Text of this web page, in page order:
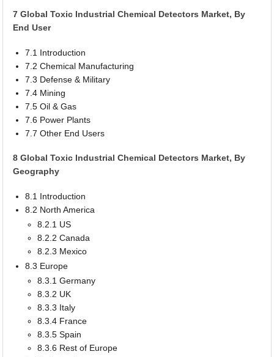
7 Global Toxic Industrial Chemical Detectors Market, By
End User
7.1 Introduction
7.2 Chemical Manufacturing
7.3 Defense & Military
7.4 Mining
7.5 Oil & Gas
7.6 Power Plants
7.7 Other End Users
8 Global Toxic Industrial Chemical Detectors Market, By
Geography
8.1 Introduction
8.2 North America
8.2.1 US
8.2.2 Canada
8.2.3 Mexico
8.3 Europe
8.3.1 Germany
8.3.2 UK
8.3.3 Italy
8.3.4 France
8.3.5 Spain
8.3.6 Rest of Europe